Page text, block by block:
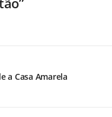
a Casa Amarela